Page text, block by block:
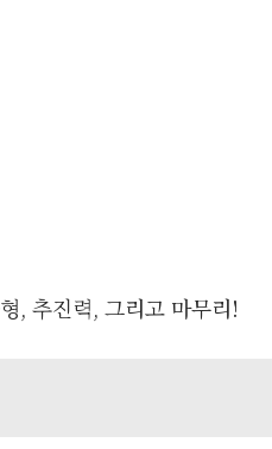
, 추진력, 그리고 마무리!